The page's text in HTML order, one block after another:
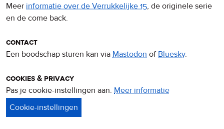
Meer informatie over de Verrukkelijke 15, de originele serie
en de come back.
contact
Een boodschap sturen kan via Mastodon ofBluesky.
cookies & privacy
Pas je cookie-instellingen aan. Meer informatie